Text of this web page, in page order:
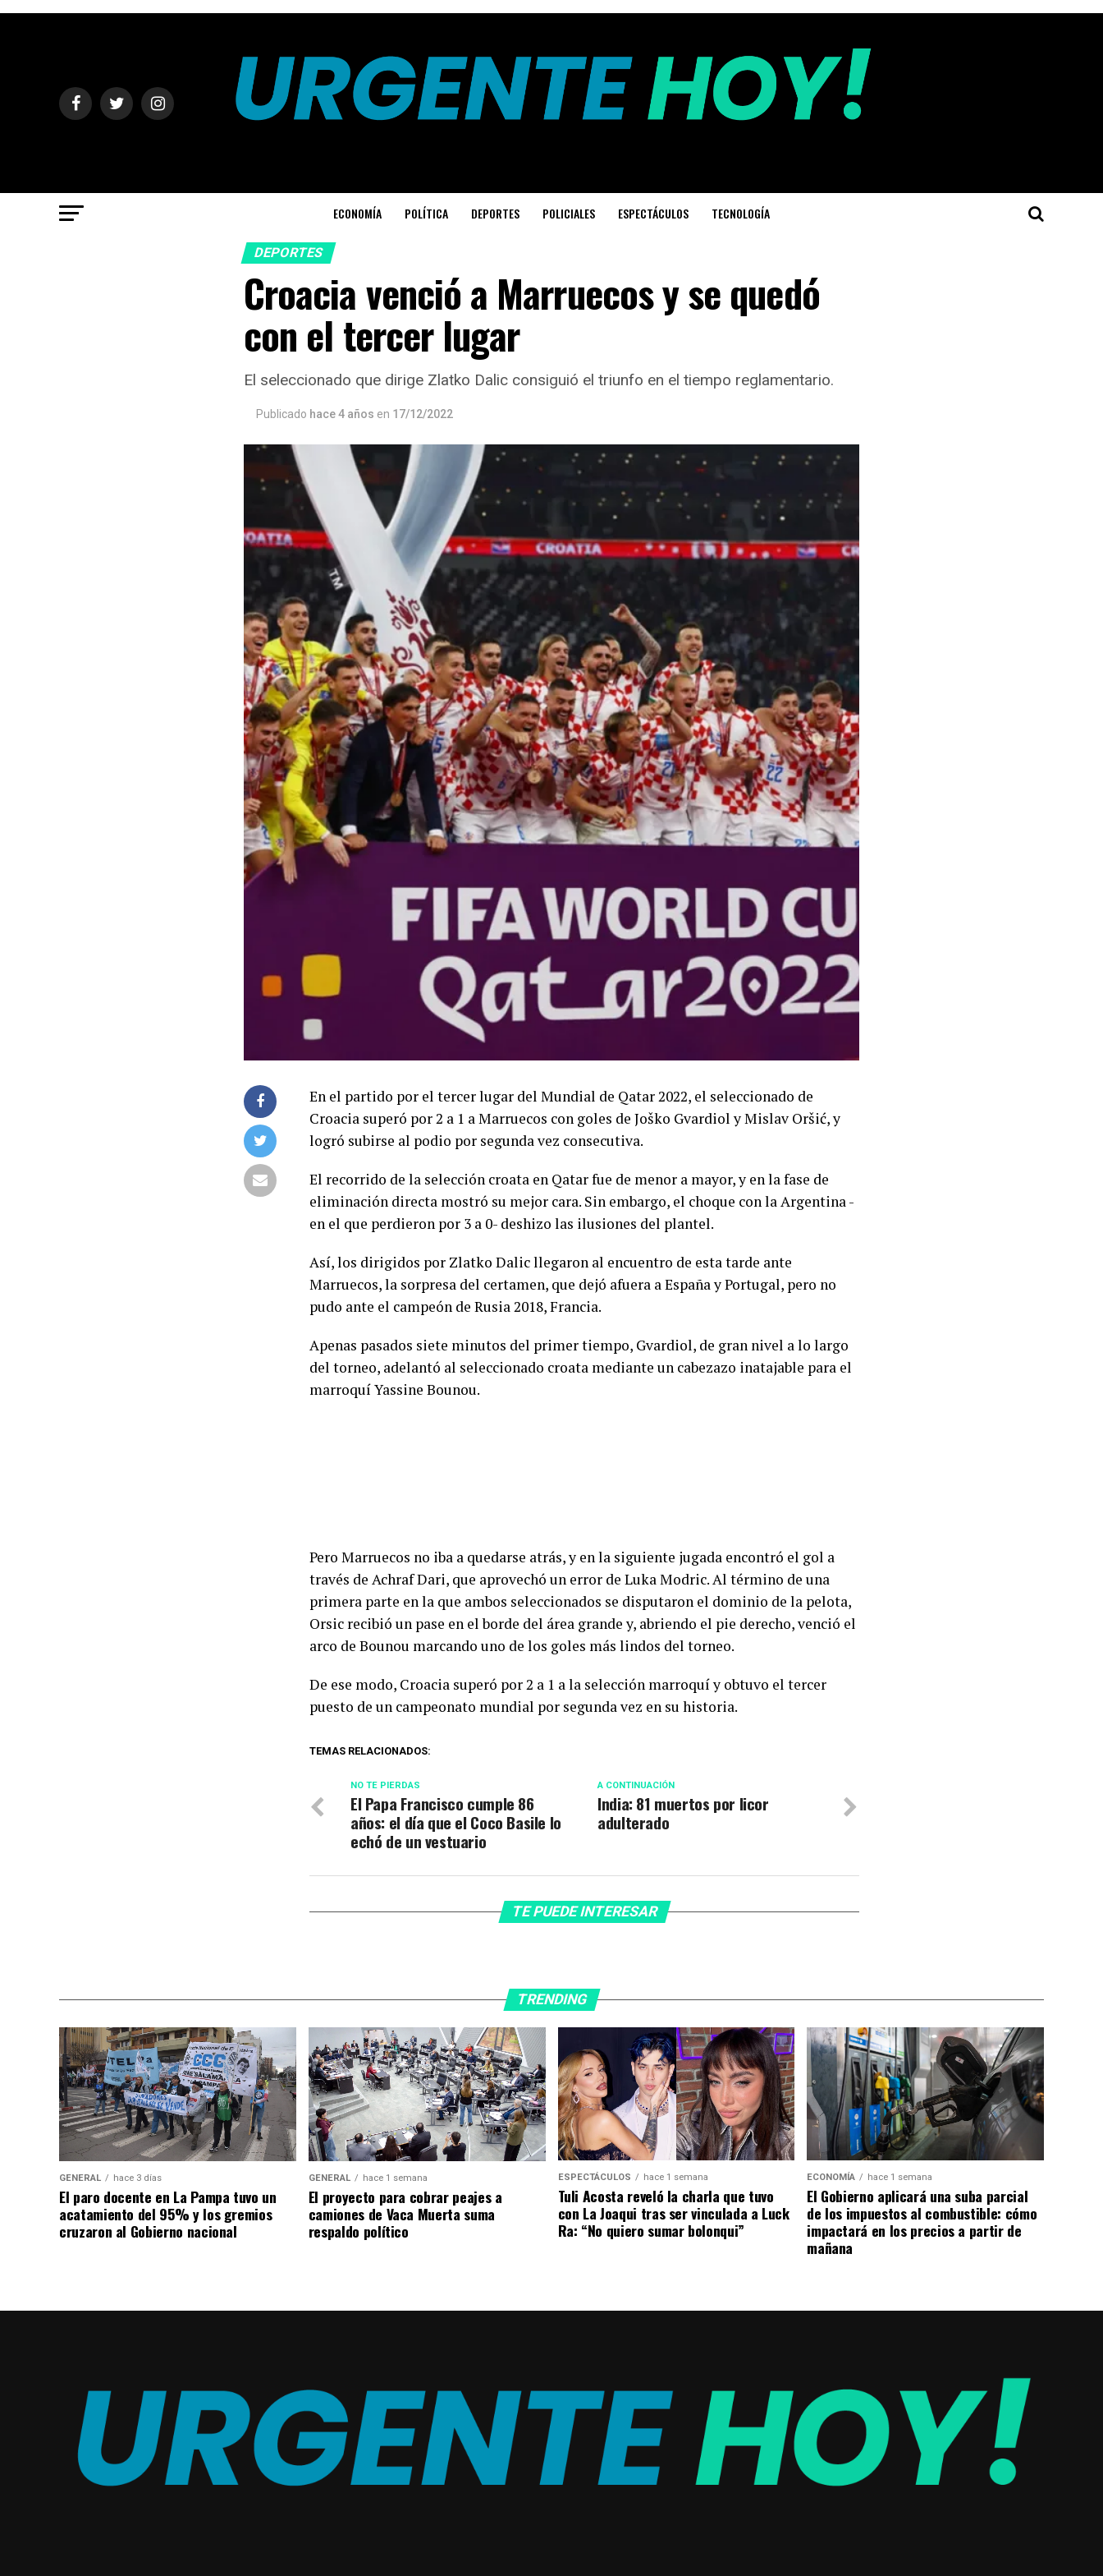
ECONOMÍA POLÍTICA DEPORTES POLICIALES ESPECTÁCULOS TECNOLOGÍA
DEPORTES
Croacia venció a Marruecos y se quedó
con el tercer lugar
El seleccionado que dirige Zlatko Dalic consiguió el triunfo en el tiempo reglamentario.
Publicado hace 4 años en 17/12/2022
En el partido por el tercer lugar del Mundial de Qatar 2022, el seleccionado de
Croacia superó por 2 a 1 a Marruecos con goles de Joško Gvardiol y Mislav Oršić, y
logró subirse al podio por segunda vez consecutiva.
El recorrido de la selección croata en Qatar fue de menor a mayor, y en la fase de
eliminación directa mostró su mejor cara. Sin embargo, el choque con la Argentina -
en el que perdieron por 3 a 0- deshizo las ilusiones del plantel.
Así, los dirigidos por Zlatko Dalic llegaron al encuentro de esta tarde ante
Marruecos, la sorpresa del certamen, que dejó afuera a España y Portugal, pero no
pudo ante el campeón de Rusia 2018, Francia.
Apenas pasados siete minutos del primer tiempo, Gvardiol, de gran nivel a lo largo
del torneo, adelantó al seleccionado croata mediante un cabezazo inatajable para el
marroquí Yassine Bounou.
Pero Marruecos no iba a quedarse atrás, y en la siguiente jugada encontró el gol a
través de Achraf Dari, que aprovechó un error de Luka Modric. Al término de una
primera parte en la que ambos seleccionados se disputaron el dominio de la pelota,
Orsic recibió un pase en el borde del área grande y, abriendo el pie derecho, venció el
arco de Bounou marcando uno de los goles más lindos del torneo.
De ese modo, Croacia superó por 2 a 1 a la selección marroquí y obtuvo el tercer
puesto de un campeonato mundial por segunda vez en su historia.
TEMAS RELACIONADOS:
A CONTINUACIÓN
India: 81 muertos por licor
adulterado
NO TE PIERDAS
El Papa Francisco cumple 86
años: el día que el Coco Basile lo
echó de un vestuario
TE PUEDE INTERESAR
TRENDING
GENERAL hace 3 días
El paro docente en La Pampa tuvo un
acatamiento del 95% y los gremios
cruzaron al Gobierno nacional
GENERAL hace 1 semana
El proyecto para cobrar peajes a
camiones de Vaca Muerta suma
respaldo político
ESPECTÁCULOS hace 1 semana
Tuli Acosta reveló la charla que tuvo
con La Joaqui tras ser vinculada a Luck
Ra: “No quiero sumar bolonqui”
ECONOMÍA hace 1 semana
El Gobierno aplicará una suba parcial
de los impuestos al combustible: cómo
impactará en los precios a partir de
mañana